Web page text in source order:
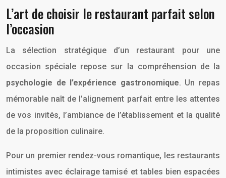
L’art de choisir le restaurant parfait selon
l’occasion
La sélection stratégique d’un restaurant pour une
occasion spéciale repose sur la compréhension de la
psychologie de l’expérience gastronomique. Un repas
mémorable naît de l’alignement parfait entre les attentes
de vos invités, l’ambiance de l’établissement et la qualité
de la proposition culinaire.
Pour un premier rendez-vous romantique, les restaurants
intimistes avec éclairage tamisé et tables bien espacées